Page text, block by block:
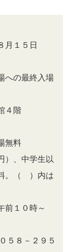
月１５日
への最終入場
４階
無料
）、中学生以
。（ ）内は
前１０時～
５８－２９５